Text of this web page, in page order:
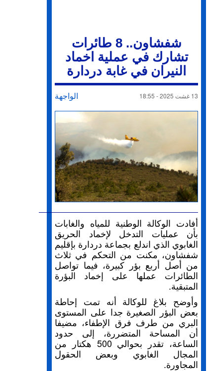
شفشاون.. 8 طائرات
تشارك في عملية اخماد
النيران في غابة دردارة
الواجهة 13 غشت 2025 - 18:55
أفادت الوكالة الوطنية للمياه والغابات
بأن عمليات التدخل لإخماد الحريق
الغابوي الذي اندلع بجماعة دردارة بإقليم
شفشاون، مكنت من التحكم في ثلاث
من أصل أربع بؤر كبيرة، فيما تواصل
الطائرات عملها على إخماد البؤرة
المتبقية.
وأوضح بلاغ للوكالة أنه تمت إحاطة
بعض البؤر الصغيرة جدا على المستوى
البري من طرف فرق الإطفاء، مضيفا
أن المساحة المتضررة، إلى حدود
الساعة، تقدر بحوالي 500 هكتار من
المجال الغابوي وبعض الحقول
المجاورة.